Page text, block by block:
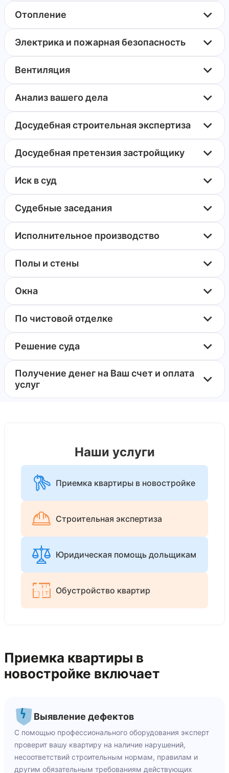
Отопление
Электрика и пожарная безопасность
Вентиляция
Анализ вашего дела
Досудебная строительная экспертиза
Досудебная претензия застройщику
Иск в суд
Судебные заседания
Исполнительное производство
Полы и стены
Окна
По чистовой отделке
Решение суда
Получение денег на Ваш счет и оплата
услуг
Наши услуги
Приемка квартиры в новостройке
Строительная экспертиза
Юридическая помощь дольщикам
Обустройство квартир
Приемка квартиры в
новостройке включает
Выявление дефектов
С помощью профессионального оборудования эксперт
проверит вашу квартиру на наличие нарушений,
несоответствий строительным нормам, правилам и
другим обязательным требованиям действующих